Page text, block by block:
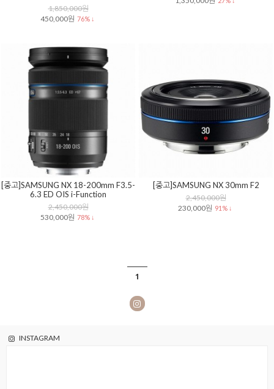
1,850,000원
450,000원 76% ↓
[중고]SAMSUNG NX 18-200mm F3.5-
6.3 ED OIS i-Function
2,450,000원
530,000원 78% ↓
[중고]SAMSUNG NX 30mm F2
2,450,000원
230,000원 91% ↓
1
INSTAGRAM